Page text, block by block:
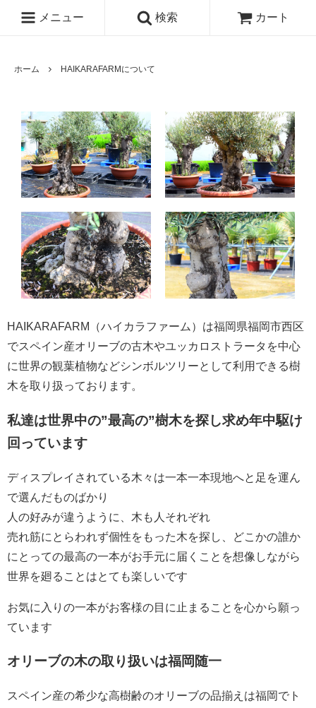
メニュー 検索 カート
ホーム HAIKARAFARMについて
HAIKARAFARM（ハイカラファーム）は福岡県福岡市西区
でスペイン産オリーブの古木やユッカロストラータを中心
に世界の観葉植物などシンボルツリーとして利用できる樹
木を取り扱っております。
私達は世界中の”最高の”樹木を探し求め年中駆け
回っています
ディスプレイされている木々は一本一本現地へと足を運ん
で選んだものばかり
人の好みが違うように、木も人それぞれ
売れ筋にとらわれず個性をもった木を探し、どこかの誰か
にとっての最高の一本がお手元に届くことを想像しながら
世界を廻ることはとても楽しいです
お気に入りの一本がお客様の目に止まることを心から願っ
ています
オリーブの木の取り扱いは福岡随一
スペイン産の希少な高樹齢のオリーブの品揃えは福岡でト